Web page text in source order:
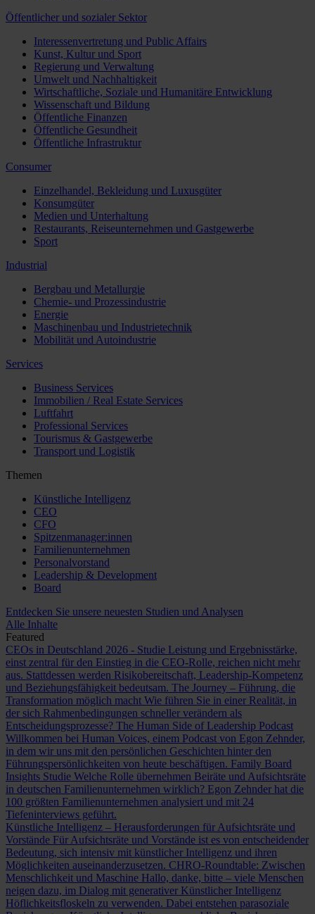
Öffentlicher und sozialer Sektor
Interessenvertretung und Public Affairs
Kunst, Kultur und Sport
Regierung und Verwaltung
Umwelt und Nachhaltigkeit
Wirtschaftliche, Soziale und Humanitäre Entwicklung
Wissenschaft und Bildung
Öffentliche Finanzen
Öffentliche Gesundheit
Öffentliche Infrastruktur
Consumer
Einzelhandel, Bekleidung und Luxusgüter
Konsumgüter
Medien und Unterhaltung
Restaurants, Reiseunternehmen und Gastgewerbe
Sport
Industrial
Bergbau und Metallurgie
Chemie- und Prozessindustrie
Energie
Maschinenbau und Industrietechnik
Mobilität und Autoindustrie
Services
Business Services
Immobilien / Real Estate Services
Luftfahrt
Professional Services
Tourismus & Gastgewerbe
Transport und Logistik
Themen
Künstliche Intelligenz
CEO
CFO
Spitzenmanager:innen
Familienunternehmen
Personalvorstand
Leadership & Development
Board
Entdecken Sie unsere neuesten Studien und Analysen
Alle Inhalte
Featured
CEOs in Deutschland 2026 - Studie Leistung und Ergebnisstärke,
einst zentral für den Einstieg in die CEO-Rolle, reichen nicht mehr
aus. Stattdessen werden Risikobereitschaft, Leadership-Kompetenz
und Beziehungsfähigkeit bedeutsam. The Journey – Führung, die
Transformation möglich macht Wie führen Sie in einer Realität, in
der sich Rahmenbedingungen schneller verändern als
Entscheidungsprozesse? The Human Side of Leadership Podcast
Willkommen bei Human Voices, einem Podcast von Egon Zehnder,
in dem wir uns mit den persönlichen Geschichten hinter den
Führungspersönlichkeiten von heute beschäftigen. Family Board
Insights Studie Welche Rolle übernehmen Beiräte und Aufsichtsräte
in deutschen Familienunternehmen wirklich? Egon Zehnder hat die
100 größten Familienunternehmen analysiert und mit 24
Tiefeninterviews geführt.
Künstliche Intelligenz – Herausforderungen für Aufsichtsräte und
Vorstände Für Aufsichtsräte und Vorstände ist es von entscheidender
Bedeutung, sich intensiv mit künstlicher Intelligenz und ihren
Möglichkeiten auseinanderzusetzen. CHRO-Roundtable: Zwischen
Menschlichkeit und Maschine Hallo, danke, bitte – viele Menschen
neigen dazu, im Dialog mit generativer Künstlicher Intelligenz
Höflichkeitsfloskeln zu verwenden. Dabei entstehen parasoziale